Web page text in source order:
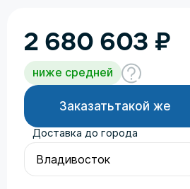
2 680 603 ₽
ниже средней
Заказатьтакой же
Доставка до города